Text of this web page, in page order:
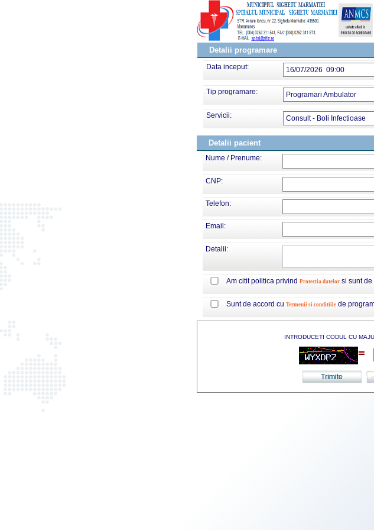
Detalii programare
Data inceput: 16/07/2026 09:00
Tip programare: Programari Ambulator
Servicii: Consult - Boli Infectioase
Detalii pacient
Nume / Prenume:
CNP:
Telefon:
Email:
Detalii:
Am citit politica privind Protectia datelor si sunt
Sunt de accord cu Termenii si conditiile de
INTRODUCETI CODUL CU
=